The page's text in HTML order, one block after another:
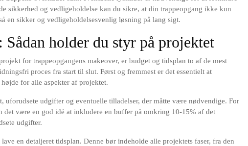
sikkerhed og vedligeholdelse kan du sikre, at din trappeopgang ikke kun
en sikker og vedligeholdelsesvenlig løsning på lang sigt.
holder du styr på projektet
for trappeopgangens makeover, er budget og tidsplan to af de mest
proces fra start til slut. Først og fremmest er det essentielt at
for alle aspekter af projektet.
uforudsete udgifter og eventuelle tilladelser, der måtte være nødvendige. For
det være en god idé at inkludere en buffer på omkring 10-15% af det
udgifter.
en detaljeret tidsplan. Denne bør indeholde alle projektets faser, fra den